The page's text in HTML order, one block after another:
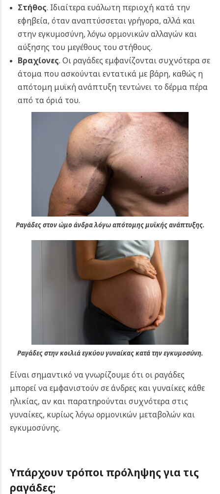
Στήθος. Ιδιαίτερα ευάλωτη περιοχή κατά την
εφηβεία, όταν αναπτύσσεται γρήγορα, αλλά και
στην εγκυμοσύνη, λόγω ορμονικών αλλαγών και
αύξησης του μεγέθους του στήθους.
Βραχίονες. Οι ραγάδες εμφανίζονται συχνότερα σε
άτομα που ασκούνται εντατικά με βάρη, καθώς η
απότομη μυϊκή ανάπτυξη τεντώνει το δέρμα πέρα
από τα όριά του.
Ραγάδες στον ώμο άνδρα λόγω απότομης μυϊκής ανάπτυξης.
Ραγάδες στην κοιλιά εγκύου γυναίκας κατά την εγκυμοσύνη.
Είναι σημαντικό να γνωρίζουμε ότι οι ραγάδες
μπορεί να εμφανιστούν σε άνδρες και γυναίκες κάθε
ηλικίας, αν και παρατηρούνται συχνότερα στις
γυναίκες, κυρίως λόγω ορμονικών μεταβολών και
εγκυμοσύνης.
Υπάρχουν τρόποι πρόληψης για τις
ραγάδες;